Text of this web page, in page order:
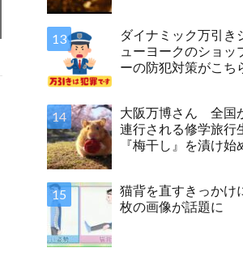
ダイナミック万引き
ューヨークのショッ
ーの防犯対策がこち
大阪万博さん 全国
連行される修学旅行
『梅干し』を漬け始
猫背を直すきっかけ
枚の画像が話題に